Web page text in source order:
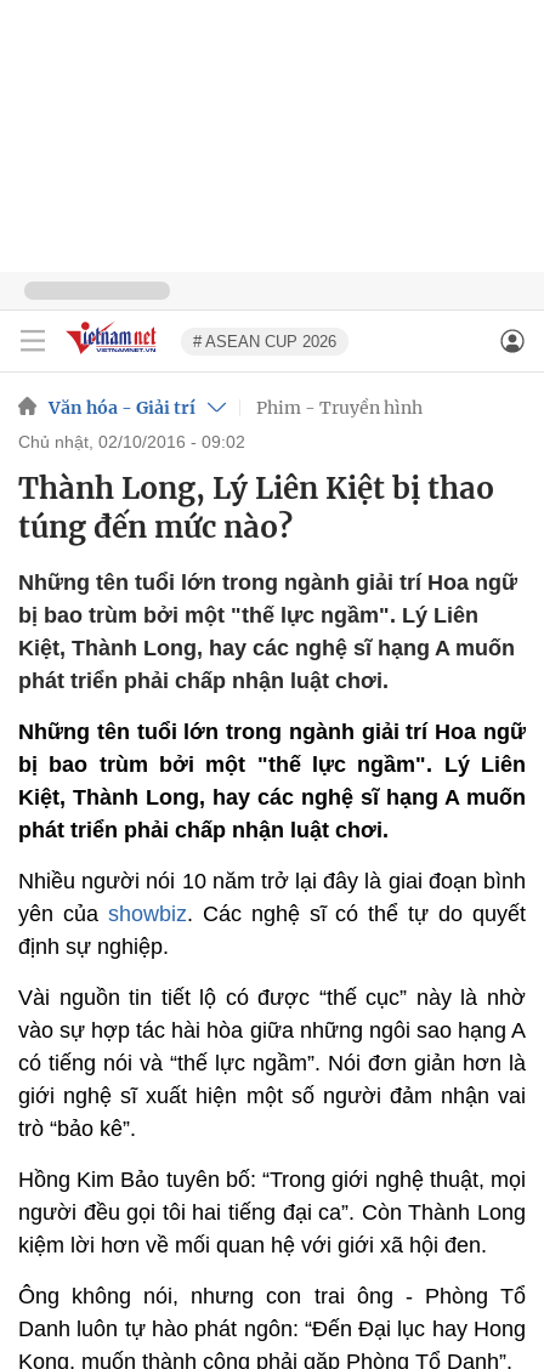
# ASEAN CUP 2026
Văn hóa - Giải trí Phim - Truyền hình
chủ nhật, 02/10/2016 - 09:02
Thành Long, Lý Liên Kiệt bị thao
túng đến mức nào?
Những tên tuổi lớn trong ngành giải trí Hoa ngữ
bị bao trùm bởi một "thế lực ngầm". Lý Liên
Kiệt, Thành Long, hay các nghệ sĩ hạng A muốn
phát triển phải chấp nhận luật chơi.
Những tên tuổi lớn trong ngành giải trí Hoa ngữ
bị bao trùm bởi một "thế lực ngầm". Lý Liên
Kiệt, Thành Long, hay các nghệ sĩ hạng A muốn
phát triển phải chấp nhận luật chơi.
Nhiều người nói 10 năm trở lại đây là giai đoạn bình
yên của showbiz. Các nghệ sĩ có thể tự do quyết
định sự nghiệp.
Vài nguồn tin tiết lộ có được “thế cục” này là nhờ
vào sự hợp tác hài hòa giữa những ngôi sao hạng A
có tiếng nói và “thế lực ngầm”. Nói đơn giản hơn là
giới nghệ sĩ xuất hiện một số người đảm nhận vai
trò “bảo kê”.
Hồng Kim Bảo tuyên bố: “Trong giới nghệ thuật, mọi
người đều gọi tôi hai tiếng đại ca”. Còn Thành Long
kiệm lời hơn về mối quan hệ với giới xã hội đen.
Ông không nói, nhưng con trai ông - Phòng Tổ
Danh luôn tự hào phát ngôn: “Đến Đại lục hay Hong
Kong, muốn thành công phải gặp Phòng Tổ Danh”.